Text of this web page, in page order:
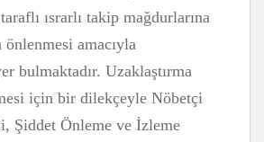
ısrarlı takip mağdurlarına
amacıyla
bulmaktadır. Uzaklaştırma
için bir dilekçeyle Nöbetçi
Şiddet Önleme ve İzleme